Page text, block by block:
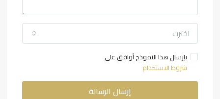
اخترت
بإرسال هذا النموذج أوافق على
شروط الاستخدام
إرسال الرسالة